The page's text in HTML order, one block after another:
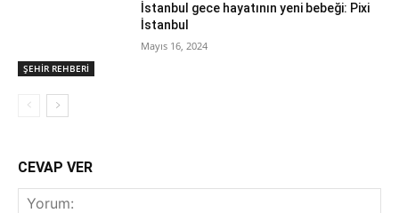
ŞEHİR REHBERİ
İstanbul gece hayatının yeni bebeği: Pixi
İstanbul
Mayıs 16, 2024
CEVAP VER